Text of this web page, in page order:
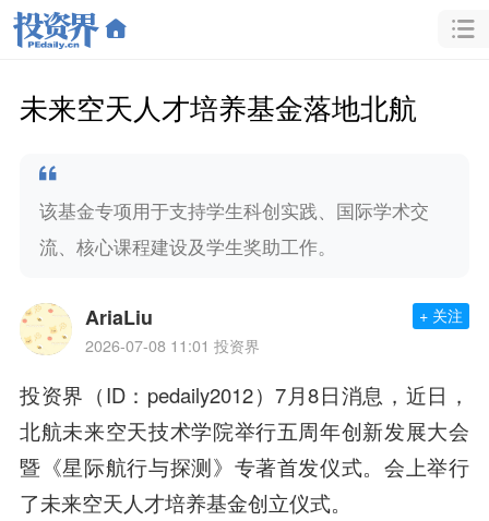
未来空天人才培养基金落地北航
该基金专项用于支持学生科创实践、国际学术交
流、核心课程建设及学生奖助工作。
AriaLiu
2026-07-08 11:01 投资界
+ 关注
投资界（ID：pedaily2012）7月8日消息，近日 ，
北航未来空天技术学院举行五周年创新发展大会
暨《星际航行与探测》专著首发仪式。会上举行
了未来空天人才培养基金创立仪式。